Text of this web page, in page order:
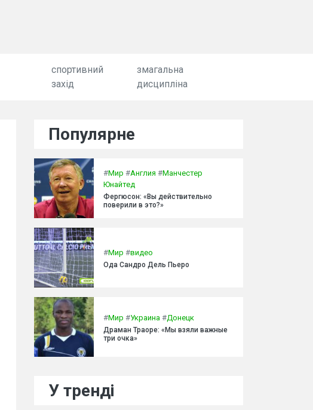
спортивний
захід
змагальна
дисципліна
Популярне
#Мир #Англия #Манчестер
Юнайтед
Фергюсон: «Вы действительно
поверили в это?»
#Мир #видео
Ода Сандро Дель Пьеро
#Мир #Украина #Донецк
Драман Траоре: «Мы взяли важные
три очка»
У тренді